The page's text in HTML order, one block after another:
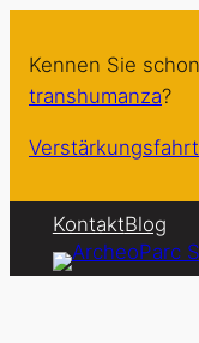
Inhalt
springen
Kennen Sie
transhumanza?
KontaktBlog